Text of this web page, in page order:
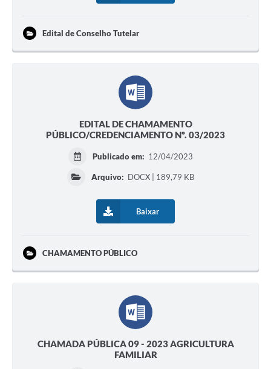
Edital de Conselho Tutelar
EDITAL DE CHAMAMENTO
PÚBLICO/CREDENCIAMENTO Nº. 03/2023
Publicado em: 12/04/2023
Arquivo: DOCX | 189,79 KB
Baixar
CHAMAMENTO PÚBLICO
CHAMADA PÚBLICA 09 - 2023 AGRICULTURA
FAMILIAR